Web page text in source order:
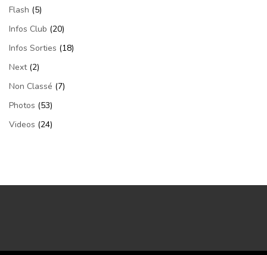
Flash (5)
Infos Club (20)
Infos Sorties (18)
Next(2)
Non Classé (7)
Photos (53)
Videos (24)